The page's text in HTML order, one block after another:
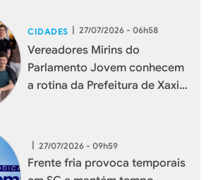
CIDADES | 27/07/2026 - 06h58
Vereadores Mirins do
Parlamento Jovem conhecem
a rotina da Prefeitura de Xaxim
| 27/07/2026 - 09h59
Frente fria provoca temporais